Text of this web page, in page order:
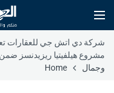
مشروع هيلفيتيا ريزيدنسز
وجمال
Home